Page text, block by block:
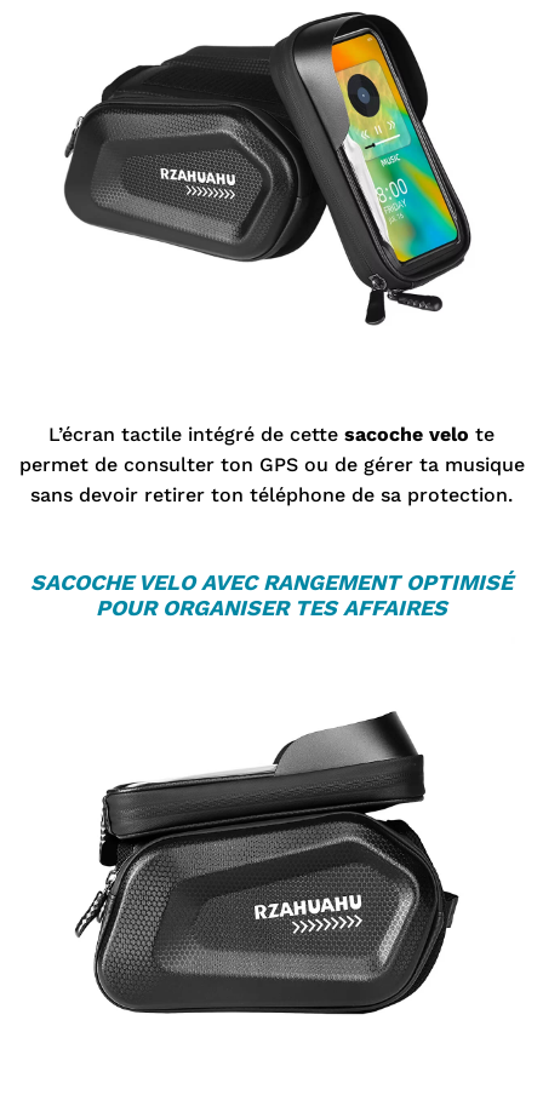
L’écran tactile intégré de cette sacoche velo te
permet de consulter ton GPS ou de gérer ta musique
sans devoir retirer ton téléphone de sa protection.
SACOCHE VELO AVEC RANGEMENT OPTIMISÉ
POUR ORGANISER TES AFFAIRES